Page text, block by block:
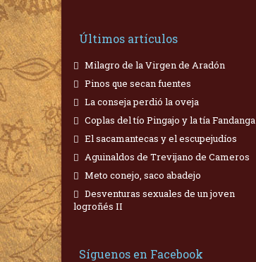
Últimos artículos
Milagro de la Virgen de Aradón
Pinos que secan fuentes
La conseja perdió la oveja
Coplas del tío Pingajo y la tía Fandanga
El sacamantecas y el escupejudíos
Aguinaldos de Trevijano de Cameros
Meto conejo, saco abadejo
Desventuras sexuales de un joven
logroñés II
Síguenos en Facebook